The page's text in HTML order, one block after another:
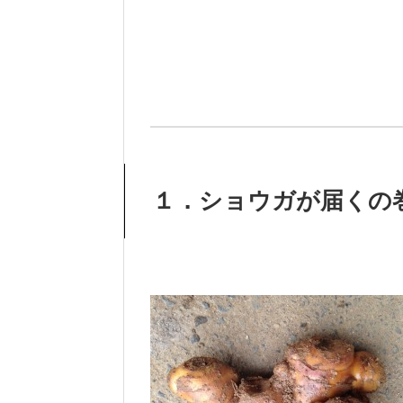
１．ショウガが届くの